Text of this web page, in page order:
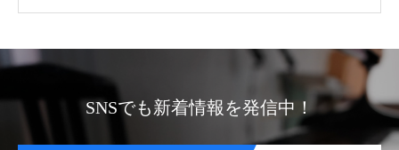
SNSでも新着情報を発信中！